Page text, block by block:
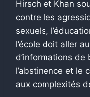
Hirsch et Khan
contre les
sexuels,
l’école doit aller
d’informations de
l’abstinence et le
aux complexités